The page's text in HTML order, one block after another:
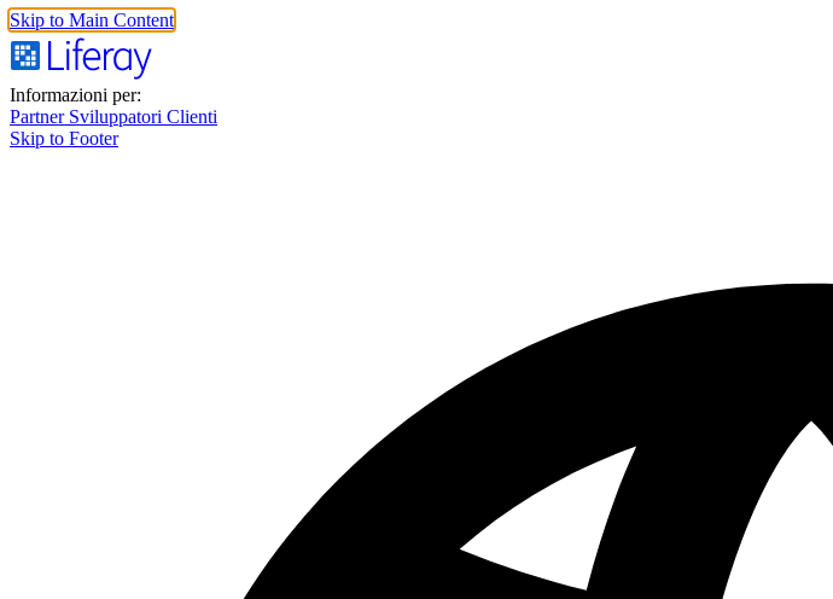
Skip to Main Content
Informazioni per:
Partner Sviluppatori Clienti
Skip to Footer